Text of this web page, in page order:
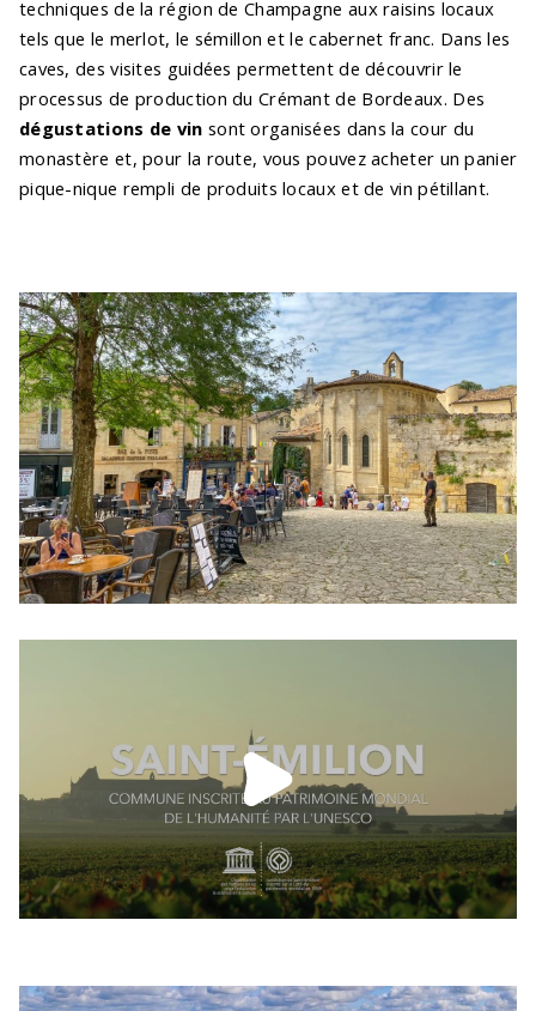
techniques de la région de Champagne aux raisins locaux
tels que le merlot, le sémillon et le cabernet franc. Dans les
caves, des visites guidées permettent de découvrir le
processus de production du Crémant de Bordeaux. Des
dégustations de vin sont organisées dans la cour du
monastère et, pour la route, vous pouvez acheter un panier
pique-nique rempli de produits locaux et de vin pétillant.